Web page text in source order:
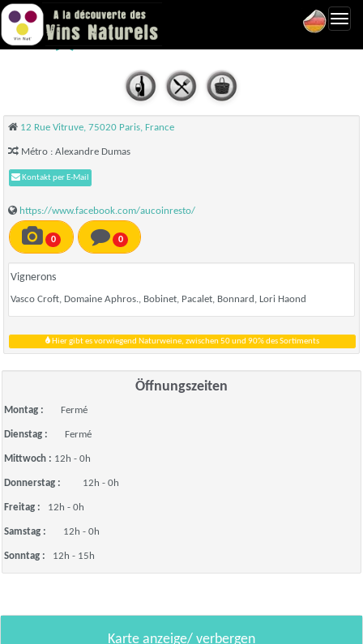
Au Coin - Paris 20
12 Rue Vitruve, 75020 Paris, France
Métro : Alexandre Dumas
Kontakt per E-Mail
https://www.facebook.com/aucoinresto/
0 0
Vignerons
Vasco Croft, Domaine Aphros., Bobinet, Pacalet, Bonnard, Lori Haond
Hier gibt es vorwiegend Naturweine, zwischen 50 und 90% des Sortiments
Öffnungszeiten
Montag : Fermé
Dienstag : Fermé
Mittwoch : 12h - 0h
Donnerstag : 12h - 0h
Freitag : 12h - 0h
Samstag : 12h - 0h
Sonntag : 12h - 15h
Karte anzeige/ verbergen